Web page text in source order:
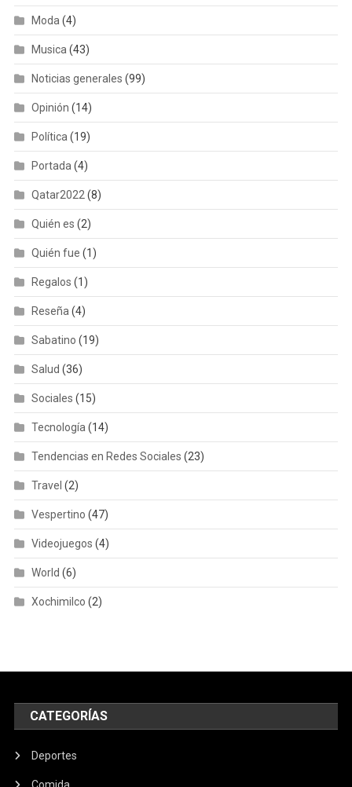
Moda (4)
Musica (43)
Noticias generales (99)
Opinión (14)
Política (19)
Portada (4)
Qatar2022 (8)
Quién es (2)
Quién fue (1)
Regalos (1)
Reseña (4)
Sabatino (19)
Salud (36)
Sociales (15)
Tecnología (14)
Tendencias en Redes Sociales (23)
Travel (2)
Vespertino (47)
Videojuegos (4)
World (6)
Xochimilco (2)
CATEGORÍAS
Deportes